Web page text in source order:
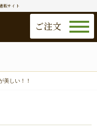
販サイト
ご注文
美しい！！